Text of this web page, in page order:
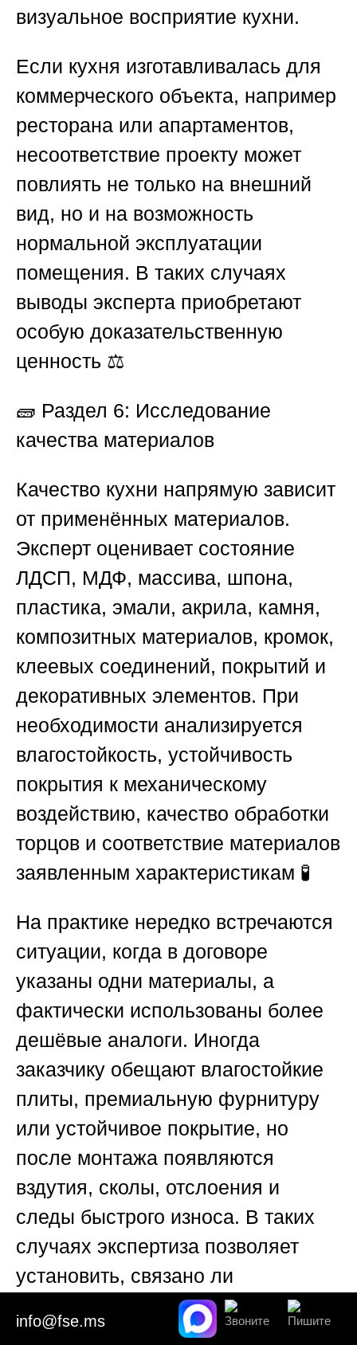
визуальное восприятие кухни.
Если кухня изготавливалась для
коммерческого объекта, например
ресторана или апартаментов,
несоответствие проекту может
повлиять не только на внешний
вид, но и на возможность
нормальной эксплуатации
помещения. В таких случаях
выводы эксперта приобретают
особую доказательственную
ценность ⚖️
🧱 Раздел 6: Исследование
качества материалов
Качество кухни напрямую зависит
от применённых материалов.
Эксперт оценивает состояние
ЛДСП, МДФ, массива, шпона,
пластика, эмали, акрила, камня,
композитных материалов, кромок,
клеевых соединений, покрытий и
декоративных элементов. При
необходимости анализируется
влагостойкость, устойчивость
покрытия к механическому
воздействию, качество обработки
торцов и соответствие материалов
заявленным характеристикам 🧪
На практике нередко встречаются
ситуации, когда в договоре
указаны одни материалы, а
фактически использованы более
дешёвые аналоги. Иногда
заказчику обещают влагостойкие
плиты, премиальную фурнитуру
или устойчивое покрытие, но
после монтажа появляются
вздутия, сколы, отслоения и
следы быстрого износа. В таких
случаях экспертиза позволяет
установить, связано ли
повреждение с низким качеством
материалов или с неправильным
info@fse.ms